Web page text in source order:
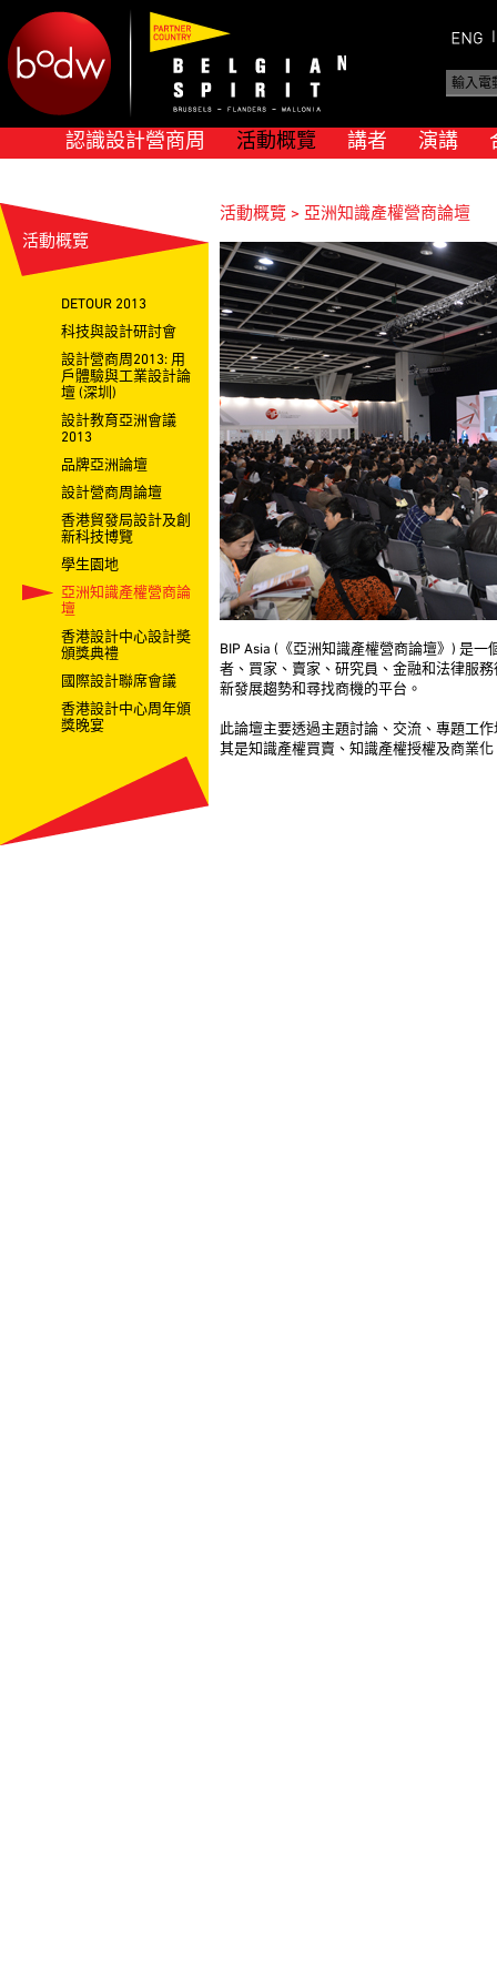
認識設計營商周 活動概覽 講者 演講
活動概覽
DETOUR 2013
科技與設計研討會
設計營商周2013: 用
戶體驗與工業設計論
壇 (深圳)
設計教育亞洲會議
2013
品牌亞洲論壇
設計營商周論壇
香港貿發局設計及創
新科技博覽
學生園地
亞洲知識產權營商論
壇
香港設計中心設計奬
頒獎典禮
國際設計聯席會議
香港設計中心周年頒
獎晚宴
活動概覽 > 亞洲知識產權營商論壇
BIP Asia (《亞洲知識產權營商論壇》) 是
者、買家、賣家、研究員、金融和法律服
新發展趨勢和尋找商機的平台。
此論壇主要透過主題討論、交流、專題工
其是知識產權買賣、知識產權授權及商業化